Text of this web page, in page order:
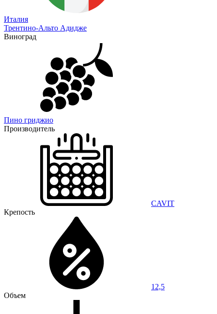
Италия
Трентино-Альто Адидже
Виноград
Пино гриджио
Производитель
CAVIT
Крепость
12,5
Объем